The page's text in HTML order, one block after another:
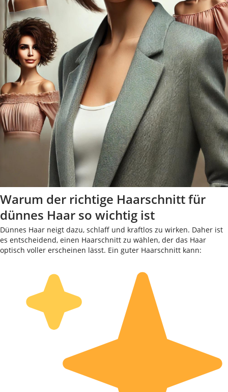
Warum der richtige Haarschnitt für
dünnes Haar so wichtig ist
Dünnes Haar neigt dazu, schlaff und kraftlos zu wirken. Daher ist
es entscheidend, einen Haarschnitt zu wählen, der das Haar
optisch voller erscheinen lässt. Ein guter Haarschnitt kann: